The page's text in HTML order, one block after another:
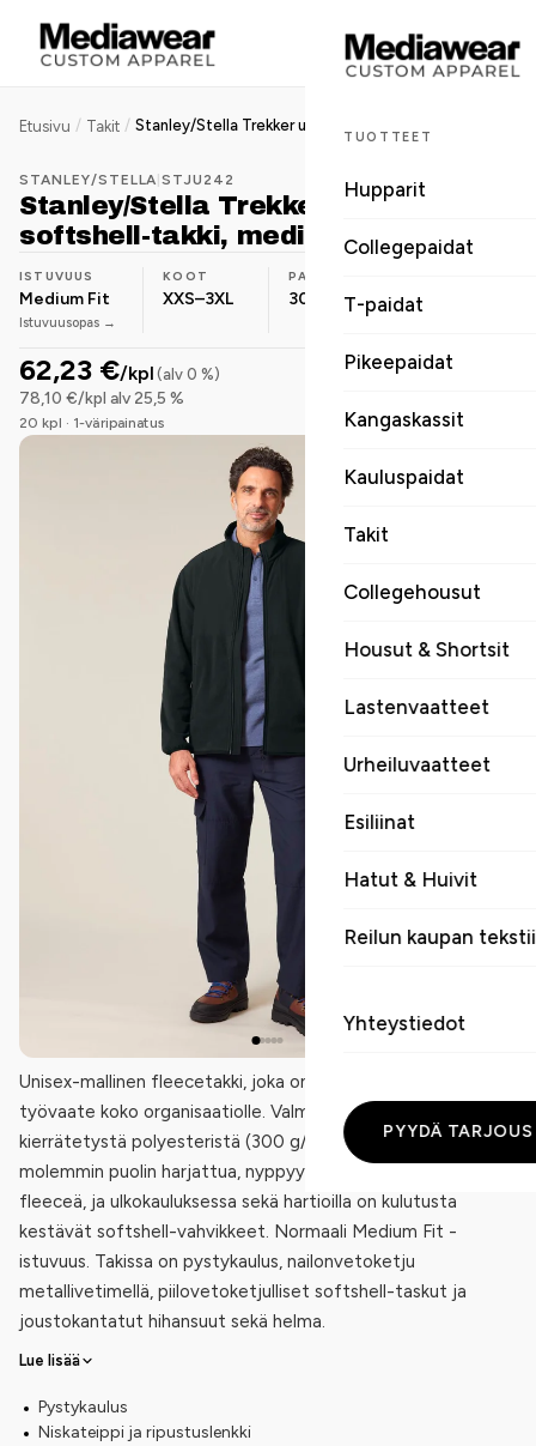
TUOTTEET
Hupparit
Collegepaidat
T-paidat
Pikeepaidat
Kangaskassit
Kauluspaidat
Takit
Collegehousut
Housut & Shortsit
Lastenvaatteet
Urheiluvaatteet
Esiliinat
Hatut & Huivit
Reilun kaupan
Yhteystiedot
PYYDÄ TARJOUS
Etusivu / Takit /
STANLEY/STELLA |STJU242
Stanley/Stella Trekker unisex
softshell-takki, medium fit, 300 g
ISTUVUUS
Medium Fit
Istuvuusopas →
KOOT
XXS–3XL
PAINO
300 g/m² Polyesteri
62,23 €/kpl (alv 0 %)
78,10 €/kpl alv 25,5 %
20 kpl · 1-väripainatus
Unisex-mallinen fleecetakki, joka on ihanteellinen edustus- ja
työvaate koko organisaatiolle. Valmistettu 100 %
kierrätetystä polyesteristä (300 g/m²). Päämateriaali on
molemmin puolin harjattua, nyppyyntymätöntä polar-
fleeceä, ja ulkokauluksessa sekä hartioilla on kulutusta
kestävät softshell-vahvikkeet. Normaali Medium Fit -
istuvuus. Takissa on pystykaulus, nailonvetoketju
metallivetimellä, piilovetoketjulliset softshell-taskut ja
joustokantatut hihansuut sekä helma.
Lue lisää
Pystykaulus
Niskateippi ja ripustuslenkki